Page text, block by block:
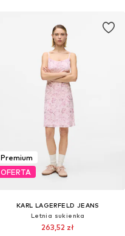
Premium
OFERTA
KARL LAGERFELD JEANS
Letnia sukienka
263,52 zł